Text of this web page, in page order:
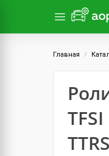
Главная